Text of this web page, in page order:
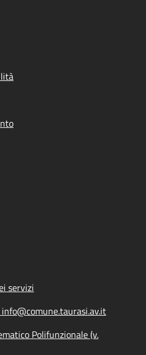
servizi
info@comune.taurasi.av.it
Polifunzionale (v.